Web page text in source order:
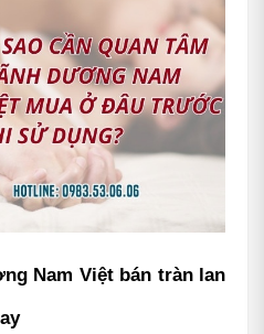
Nam Việt bán tràn lan